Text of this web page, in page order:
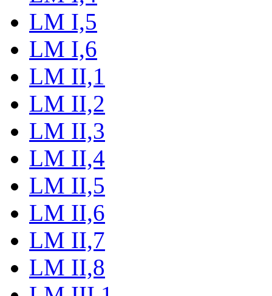
LM I,5
LM I,6
LM II,1
LM II,2
LM II,3
LM II,4
LM II,5
LM II,6
LM II,7
LM II,8